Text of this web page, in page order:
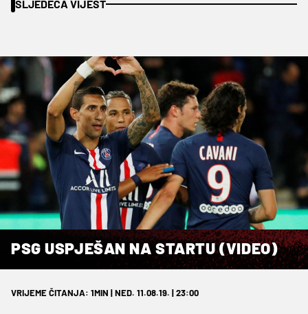
SLJEDEĆA VIJEST
PSG USPJEŠAN NA STARTU (VIDEO)
VRIJEME ČITANJA: 1MIN | NED. 11.08.19. | 23:00